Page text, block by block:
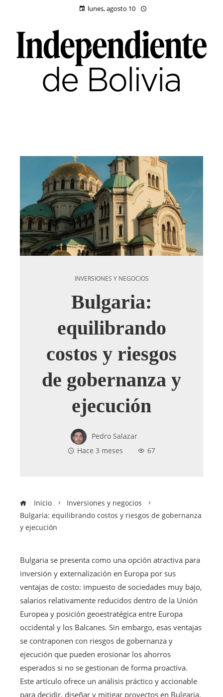
lunes, agosto 10
INVERSIONES Y NEGOCIOS
Bulgaria:
equilibrando
costos y riesgos
de gobernanza y
ejecución
Pedro Salazar
Hace 3 meses
67
Inicio
Inversiones y negocios
Bulgaria: equilibrando costos y riesgos de gobernanza
y ejecución
Bulgaria se presenta como una opción atractiva para
inversión y externalización en Europa por sus
ventajas de costo: impuesto de sociedades muy bajo,
salarios relativamente reducidos dentro de la Unión
Europea y posición geoestratégica entre Europa
occidental y los Balcanes. Sin embargo, esas ventajas
se contraponen con riesgos de gobernanza y
ejecución que pueden erosionar los ahorros
esperados si no se gestionan de forma proactiva.
Este artículo ofrece un análisis práctico y accionable
para decidir, diseñar y mitigar proyectos en Bulgaria.